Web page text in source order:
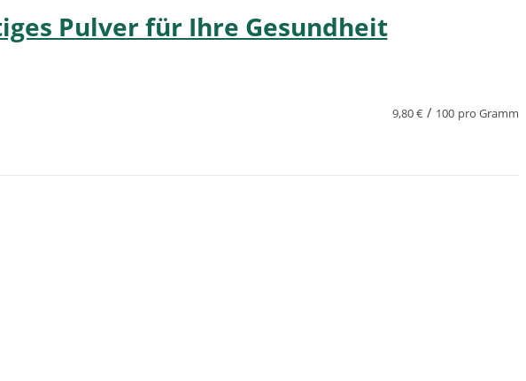
Pulver für Ihre Gesundheit
9,80€ / 100 pro Gramm